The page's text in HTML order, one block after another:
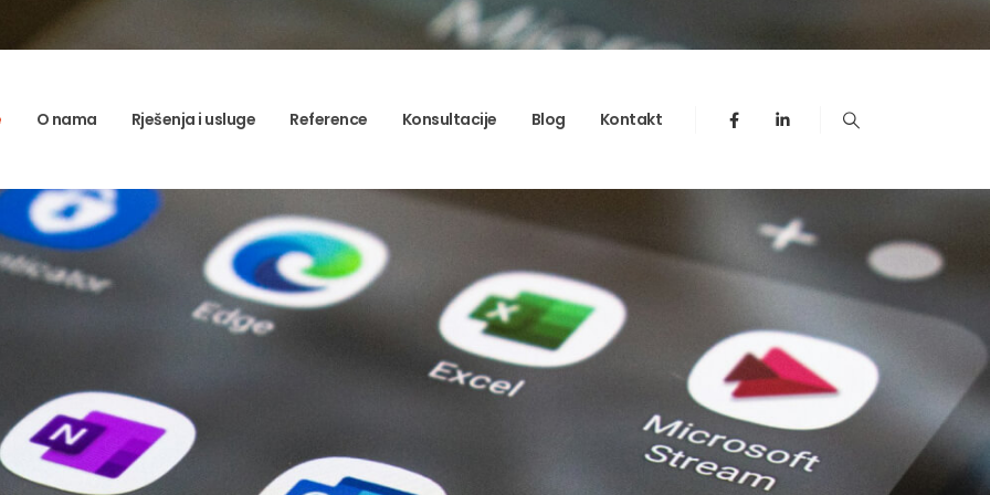
O nama Rješenja i usluge Reference Konsultacije Blog Kontakt